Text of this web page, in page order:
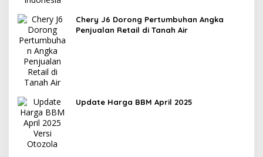
Chery J6 Dorong Pertumbuhan Angka
Penjualan Retail di Tanah Air
Update Harga BBM April 2025